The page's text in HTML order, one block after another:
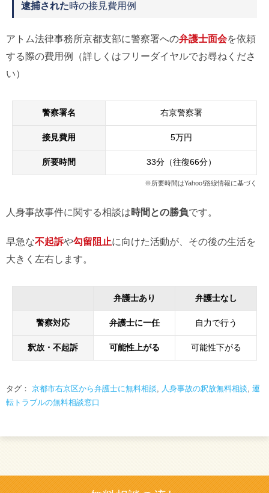
逮捕された時の接見費用例
アトム法律事務所京都支部に警察署への弁護士面会を依頼
する際の費用例（詳しくはフリーダイヤルでお尋ねくださ
い）
警察署名 右京警察署
接見費用 5万円
所要時間 33分（往復66分）
※所要時間はYahoo!路線情報に基づく
人身事故事件に関する相談は時間との勝負です。
早急な不起訴や勾留阻止に向けた活動が、その後の生活を
大きく左右します。
弁護士あり 弁護士なし
警察対応 弁護士に一任 自力で行う
釈放・不起訴 可能性上がる 可能性下がる
タグ： 京都市右京区から弁護士に無料相談, 人身事故の釈放無料相談, 運
転トラブルの無料相談窓口